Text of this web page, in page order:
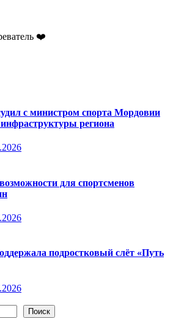
❤️
с министром спорта Мордовии
региона
для спортсменов
подростковый слёт «Путь
Поиск